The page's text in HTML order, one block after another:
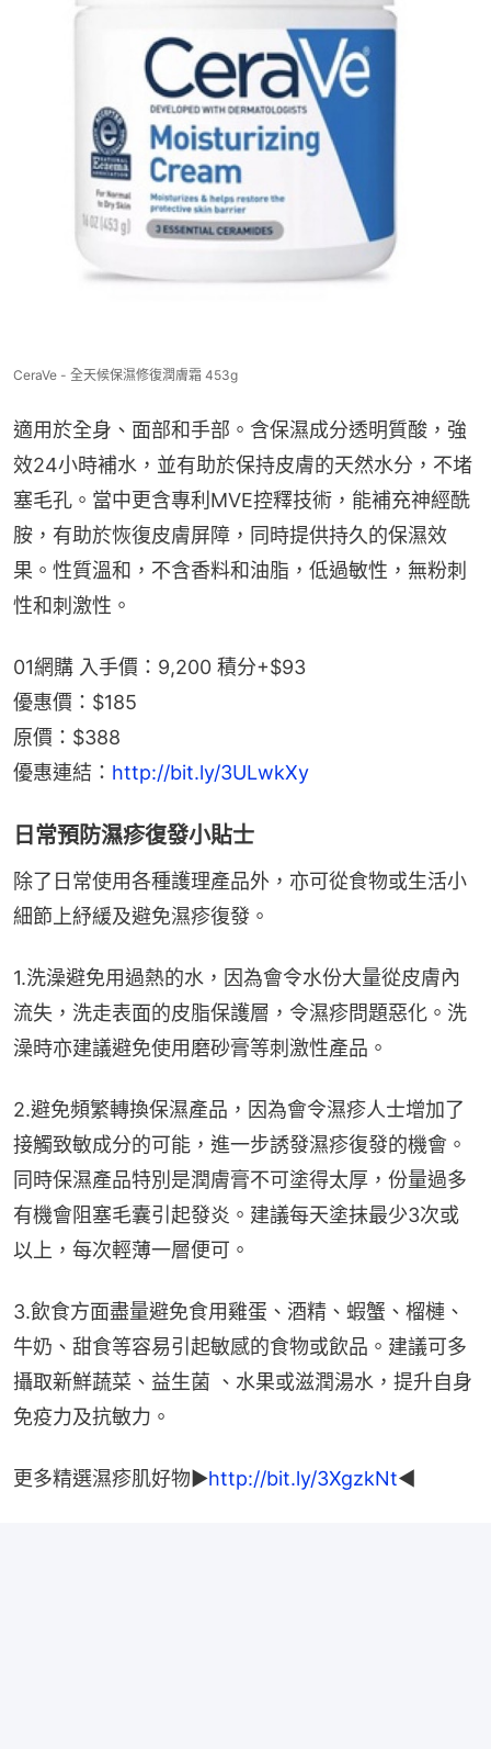
CeraVe - 全天候保濕修復潤膚霜 453g
適用於全身、面部和手部。含保濕成分透明質酸，強
效24小時補水，並有助於保持皮膚的天然水分，不堵
塞毛孔。當中更含專利MVE控釋技術，能補充神經酰
胺，有助於恢復皮膚屏障，同時提供持久的保濕效
果。性質溫和，不含香料和油脂，低過敏性，無粉刺
性和刺激性。
01網購 入手價：9,200 積分+$93
優惠價：$185
原價：$388
優惠連結： http://bit.ly/3ULwkXy
日常預防濕疹復發小貼士
除了日常使用各種護理產品外，亦可從食物或生活小
細節上紓緩及避免濕疹復發。
1.洗澡避免用過熱的水，因為會令水份大量從皮膚內
流失，洗走表面的皮脂保護層，令濕疹問題惡化。洗
澡時亦建議避免使用磨砂膏等刺激性產品。
2.避免頻繁轉換保濕產品，因為會令濕疹人士增加了
接觸致敏成分的可能，進一步誘發濕疹復發的機會。
同時保濕產品特別是潤膚膏不可塗得太厚，份量過多
有機會阻塞毛囊引起發炎。建議每天塗抹最少3次或
以上，每次輕薄一層便可。
3.飲食方面盡量避免食用雞蛋、酒精、蝦蟹、榴槤、
牛奶、甜食等容易引起敏感的食物或飲品。建議可多
攝取新鮮蔬菜、益生菌 、水果或滋潤湯水，提升自身
免疫力及抗敏力。
更多精選濕疹肌好物▶http://bit.ly/3XgzkNt◀